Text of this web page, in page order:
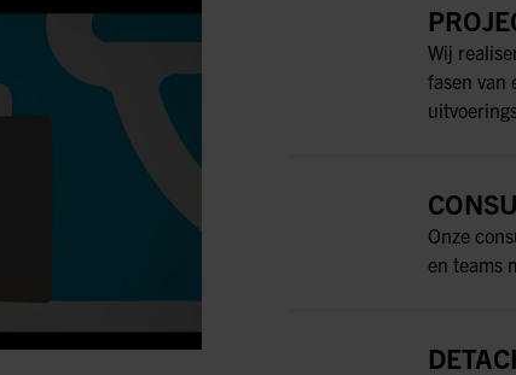
Wij
fasen van
Onze
en teams